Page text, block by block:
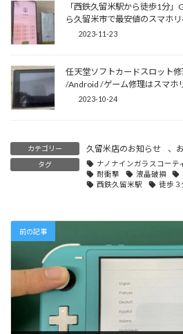
「西鉄久留米駅から徒歩1分
ら久留米市で最安値のスマホリ
2023-11-23
任天堂ソフトカードスロット
/Android /ゲーム修理はスマホ
2023-10-24
カテゴリー 久留米店のお知らせ 、
タグ ナノナインガラスコーテ
耐衝撃
液晶破損
西鉄久留米駅
徒歩３
前の記事